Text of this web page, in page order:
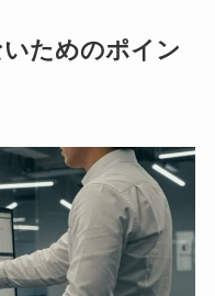
ためのポイン